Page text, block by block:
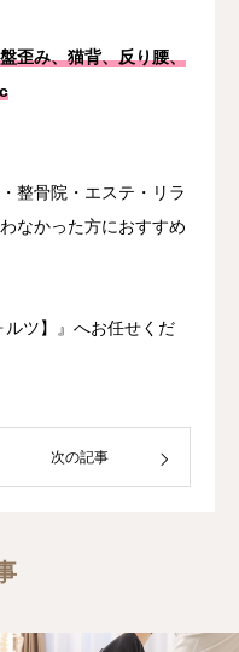
歪み、猫背、反り腰、
整骨院・エステ・リラ
なかった方におすすめ
ルツ】』へお任せくだ
次の記事